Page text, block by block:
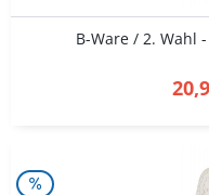
B-Ware / 2. Wahl